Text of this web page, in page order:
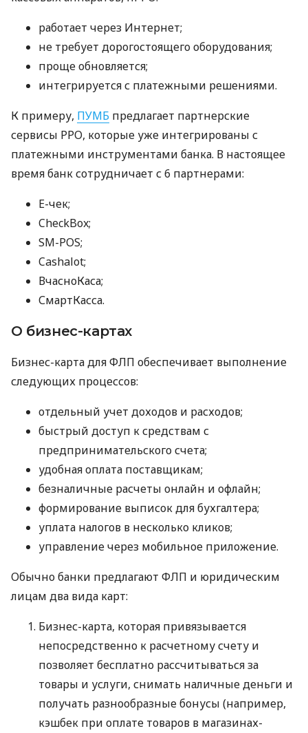
работает через Интернет;
не требует дорогостоящего оборудования;
проще обновляется;
интегрируется с платежными решениями.
К примеру, ПУМБ предлагает партнерские
сервисы РРО, которые уже интегрированы с
платежными инструментами банка. В настоящее
время банк сотрудничает с 6 партнерами:
E-чек;
CheckBox;
SM-POS;
Cashalot;
ВчасноКаса;
СмартКасса.
О бизнес-картах
Бизнес-карта для ФЛП обеспечивает выполнение
следующих процессов:
отдельный учет доходов и расходов;
быстрый доступ к средствам с
предпринимательского счета;
удобная оплата поставщикам;
безналичные расчеты онлайн и офлайн;
формирование выписок для бухгалтера;
уплата налогов в несколько кликов;
управление через мобильное приложение.
Обычно банки предлагают ФЛП и юридическим
лицам два вида карт:
Бизнес-карта, которая привязывается
непосредственно к расчетному счету и
позволяет бесплатно рассчитываться за
товары и услуги, снимать наличные деньги и
получать разнообразные бонусы (например,
кэшбек при оплате товаров в магазинах-